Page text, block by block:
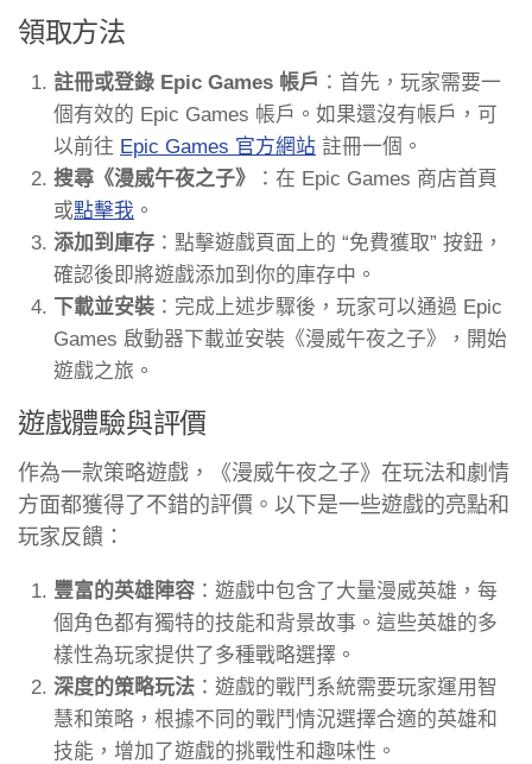
領取方法
註冊或登錄 Epic Games 帳戶 ：首先，玩家需要一
個有效的 Epic Games 帳戶。如果還沒有帳戶，可
以前往 Epic Games 官方網站 註冊一個。
搜尋《漫威午夜之子》
：在 Epic Games 商店首頁
或點擊我 。
添加到庫存 ：點擊遊戲頁面上的 “免費獲取” 按鈕，
確認後即將遊戲添加到你的庫存中。
下載並安裝 ：完成上述步驟後，玩家可以通過 Epic
Games 啟動器下載並安裝《漫威午夜之子》，開始
遊戲之旅。
遊戲體驗與評價
作為一款策略遊戲，《漫威午夜之子》在玩法和劇情
方面都獲得了不錯的評價。以下是一些遊戲的亮點和
玩家反饋：
豐富的英雄陣容 ：遊戲中包含了大量漫威英雄，每
個角色都有獨特的技能和背景故事。這些英雄的多
樣性為玩家提供了多種戰略選擇。
深度的策略玩法 ：遊戲的戰鬥系統需要玩家運用智
慧和策略，根據不同的戰鬥情況選擇合適的英雄和
技能，增加了遊戲的挑戰性和趣味性。